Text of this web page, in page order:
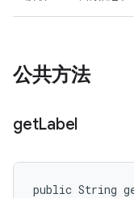
公共方法
getLabel
public String